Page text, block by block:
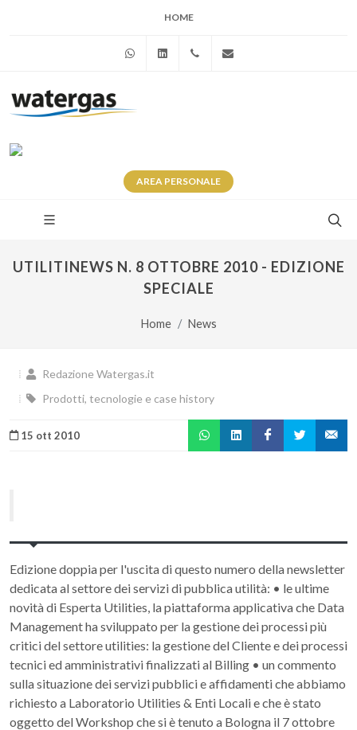
HOME
WhatsAppLinkedin+39 345 281 0246
AREA PERSONALE
UTILITINEWS N. 8 OTTOBRE 2010 - EDIZIONE
SPECIALE
Home News
Redazione Watergas.it
Prodotti, tecnologie e case history
15 ott 2010
Edizione doppia per l'uscita di questo numero della newsletter
dedicata al settore dei servizi di pubblica utilità: • le ultime
novità di Esperta Utilities, la piattaforma applicativa che Data
Management ha sviluppato per la gestione dei processi più
critici del settore utilities: la gestione del Cliente e dei processi
tecnici ed amministrativi finalizzati al Billing • un commento
sulla situazione dei servizi pubblici e affidamenti che abbiamo
richiesto a Laboratorio Utilities & Enti Locali e che è stato
oggetto del Workshop che si è tenuto a Bologna il 7 ottobre